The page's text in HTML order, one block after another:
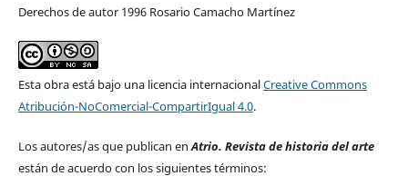
Derechos de autor 1996 Rosario Camacho Martínez
Esta obra está bajo una licencia internacionalCreative Commons
Atribución-NoComercial-CompartirIgual 4.0.
Los autores/as que publican enAtrio. Revista de historia del arte
están de acuerdo con los siguientes términos: